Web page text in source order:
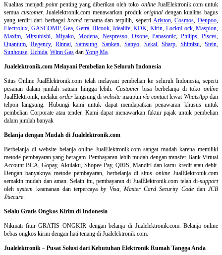
Kualitas menjadipointpenting yang diberikan oleh toko onlineJualElektronik.com untuk
semua customer. Jualelektronik.com menawarkan produkoriginal dengan kualitas bagus
yang terdiri dari berbagai brandternama dan terpilih, seperti Ariston,Cosmos ,Denpoo
Electrolux GASCOMP,Gea Getra,Hicook Idealife,KDK Kirin, LocknLock,Maspion
Maxim ,Mitsubishi Miyako,Modena Nespresso, Oxone,Panasonic Philips, Pisces
Quantum
Regency, Rinnai,Samsung ,Sanken Sanyo, Sekai,Sharp ,Shimizu ,Stein
Sunhouse Uchida Winn Gas dan Yong Ma
Jualelektronik.com Melayani Pembelian ke Seluruh Indonesia
Situs Online JualElektronik.com telah melayani pembelian ke seluruh Indonesia, seperti
pesanan dalam jumlah satuan hingga lebih. Customerbisa berbelanja di tokoonline
JualElektronik, melalui orderlangsung diwebsite maupun via contactlewat WhatsAppdan
telpon langsung
Hubungi kami untuk dapat mendapatkan penawaran khusus untuk
pembelian Corporate atau tender. Kami dapat menawarkan faktur pajak untuk pembelian
dalam jumlah banyak
Belanja dengan Mudah di Jualelektronik.com
Berbelanja diwebsite belanja online JualElektronik.com sangat mudah karena memiliki
metode pembayaran yang beragam. Pembayaran lebih mudah dengan transfer Bank Virtual
Account BCA, Gopay, Akulaku, Shopee Pay, QRIS, Mandiri dan kartu kredit atau debit.
Dengan banyaknya metode pembayaran, berbelanja di situs onlineJualElektronik.com
semakin mudah dan aman. Selain itu, pembayaran di JualElektronik.com telah di-support
olehsystem keamanan dan terpercayaby Visa, Master Card Security Codedan JCB
J/secure
Selalu Gratis Ongkos Kirim di Indonesia
Nikmati fitur GRATIS ONGKIR dengan belanja di Jualelektronik.com. Belanja online
bebas ongkos kirim dengan hati tenang di Jualelektronik.com.
Jualelektronik – Pusat Solusi dari Kebutuhan Elektronik Rumah Tangga Anda